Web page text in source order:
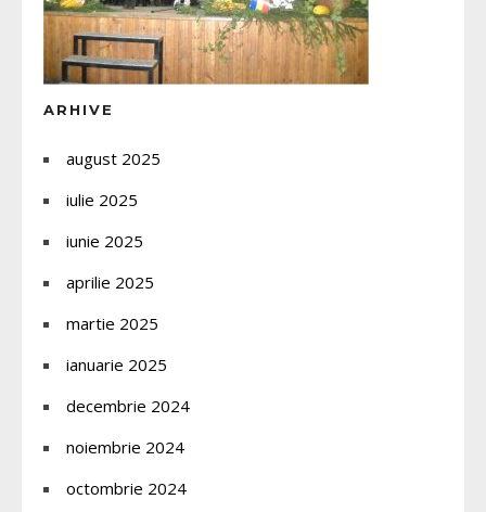
ARHIVE
august 2025
iulie 2025
iunie 2025
aprilie 2025
martie 2025
ianuarie 2025
decembrie 2024
noiembrie 2024
octombrie 2024